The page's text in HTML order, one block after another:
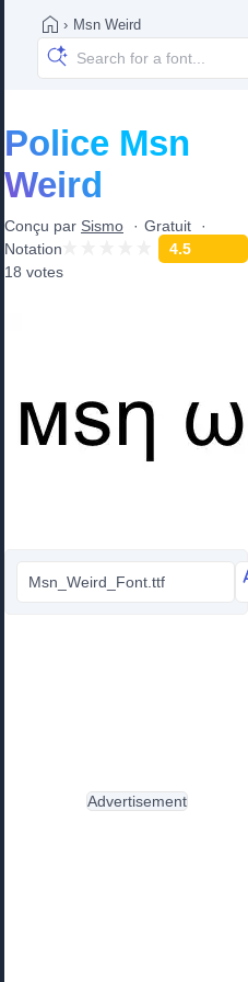
› Msn Weird
Police Msn
Weird
Conçu par Sismo
Gratuit
Notation
4.5
18 votes
Msn_Weird_Font.ttf
Advertisement